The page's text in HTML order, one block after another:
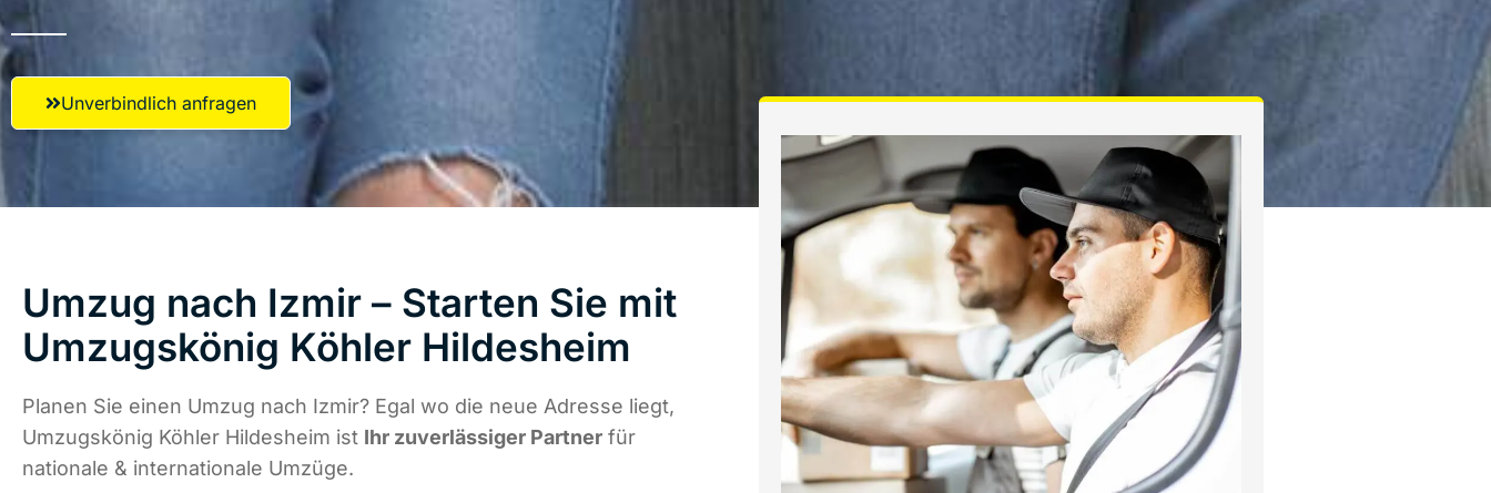
Unverbindlich anfragen
Umzug nach Izmir – Starten Sie mit
Umzugskönig Köhler Hildesheim
Planen Sie einen Umzug nach Izmir? Egal wo die neue Adresse liegt,
Umzugskönig Köhler Hildesheim ist Ihr zuverlässiger Partner für
nationale & internationale Umzüge.